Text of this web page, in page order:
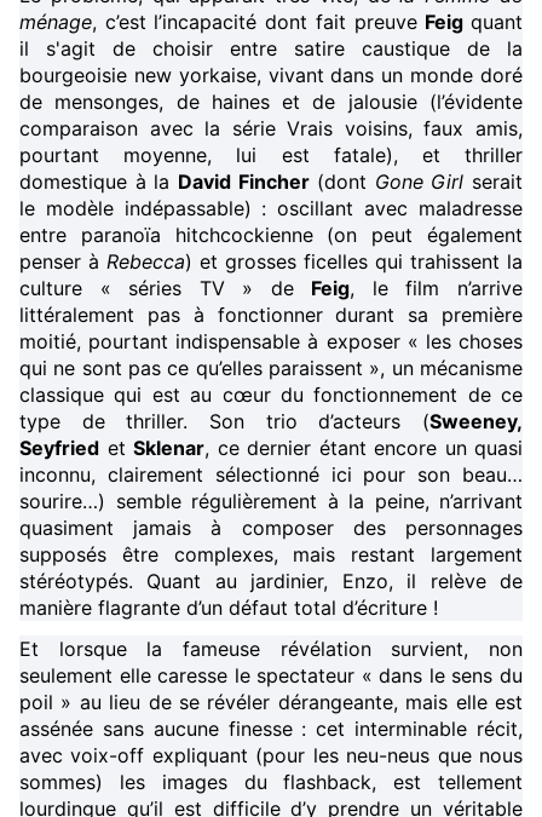
ménage, c’est l’incapacité dont fait preuve Feig quant
il s'agit de choisir entre satire caustique de la
bourgeoisie new yorkaise, vivant dans un monde doré
de mensonges, de haines et de jalousie (l’évidente
comparaison avec la série Vrais voisins, faux amis,
pourtant moyenne, lui est fatale), et thriller
domestique à la David Fincher (dont Gone Girl serait
le modèle indépassable) : oscillant avec maladresse
entre paranoïa hitchcockienne (on peut également
penser à Rebecca) et grosses ficelles qui trahissent la
culture « séries TV » de
Feig, le film n’arrive
littéralement pas à fonctionner durant sa première
moitié, pourtant indispensable à exposer « les choses
qui ne sont pas ce qu’elles paraissent », un mécanisme
classique qui est au cœur du fonctionnement de ce
type de thriller. Son trio d’acteurs (Sweeney,
Seyfried et Sklenar, ce dernier étant encore un quasi
inconnu, clairement sélectionné ici pour son beau…
sourire…) semble régulièrement à la peine, n’arrivant
quasiment jamais à composer des personnages
supposés être complexes, mais restant largement
stéréotypés. Quant au jardinier, Enzo, il relève de
manière flagrante d’un défaut total d’écriture !
Et lorsque la fameuse révélation survient, non
seulement elle caresse le spectateur « dans le sens du
poil » au lieu de se révéler dérangeante, mais elle est
assénée sans aucune finesse : cet interminable récit,
avec voix-off expliquant (pour les neu-neus que nous
sommes) les images du flashback, est tellement
lourdingue qu’il est difficile d’y prendre un véritable